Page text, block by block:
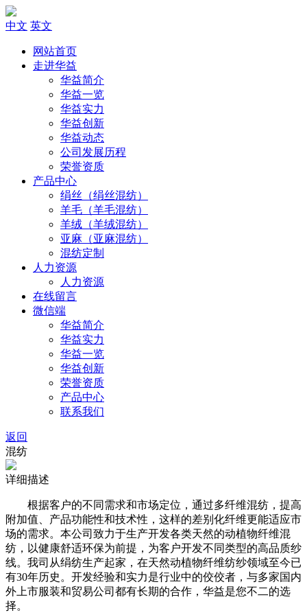
中文 英文
网站首页
走进华益
华益简介
华益一览
华益实力
华益创新
华益动态
公司发展历程
荣誉资质
产品中心
绢丝（绢丝混纺）
羊毛（羊毛混纺）
羊绒（羊绒混纺）
亚麻（亚麻混纺）
混纺定制
人力资源
人力资源
在线留言
微信端
华益简介
华益实力
华益一览
华益创新
荣誉资质
产品中心
联系我们
返回
混纺
详细描述
根据客户的不同需求和市场定位，通过多纤维混纺，提高
附加值、产品功能性和技术性，这样的差别化纤维更能适应市
场的需求。本公司致力于生产开发各类天然的动植物纤维混
纺，以健康舒适环保为前提，为客户开发不同类型的高品质纱
线。我司从绢纺生产起家，在天然动植物纤维纺纱领域至今已
有30年历史。开发经验和实力是行业中的佼佼者，与多家国内
外上市服装和贸易公司都有长期的合作，华益是您不二的选
择。